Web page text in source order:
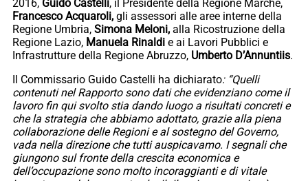
2016, Guido Castelli, il Presidente della Regione Marche,
Francesco Acquaroli, gli assessori alle aree interne della
Regione Umbria, Simona Meloni, alla Ricostruzione della
Regione Lazio, Manuela Rinaldi e ai Lavori Pubblici e
Infrastrutture della Regione Abruzzo, Umberto D’Annuntiis.
Il Commissario Guido Castelli ha dichiarato: “Quelli
contenuti nel Rapporto sono dati che evidenziano come il
lavoro fin qui svolto stia dando luogo a risultati concreti e
che la strategia che abbiamo adottato, grazie alla piena
collaborazione delle Regioni e al sostegno del Governo,
vada nella direzione che tutti auspicavamo. I segnali che
giungono sul fronte della crescita economica e
dell’occupazione sono molto incoraggianti e di vitale